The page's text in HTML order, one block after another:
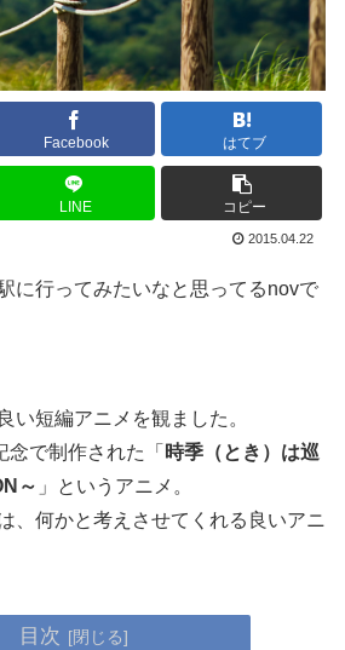
Facebook はてブ
LINE コピー
2015.04.22
に行ってみたいなと思ってるnovで
い短編アニメを観ました。
で制作された「 時季（とき）は巡
～ 」というアニメ。
、何かと考えさせてくれる良いアニ
目次